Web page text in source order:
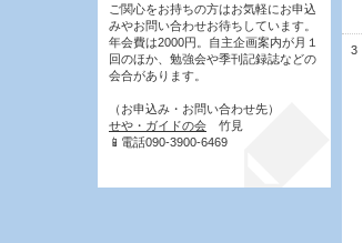
3
ご関心をお持ちの方はお気軽にお申込
みやお問い合わせお待ちしています。
年会費は2000円。自主企画案内が月１
回のほか、勉強会や季刊記録誌などの
会合があります。
（お申込み・お問い合わせ先）
せや・ガイドの会 竹見
📱電話090-3900-6469